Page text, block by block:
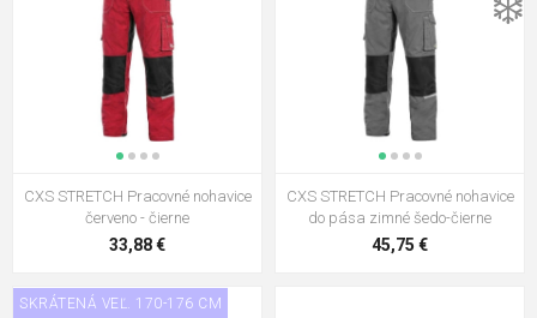
CXS STRETCH Pracovné nohavice
červeno - čierne
33,88 €
CXS STRETCH Pracovné nohavice
do pása zimné šedo-čierne
45,75 €
SKRÁTENÁ VEĽ. 170-176 CM